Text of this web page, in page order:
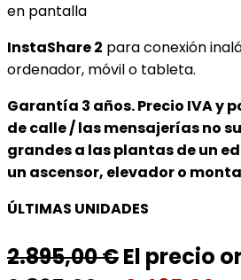
en pantalla
InstaShare 2 para conexión
ordenador, móvil o tableta.
Garantía 3 años. Precio IVA y
de calle / las mensajerías no
grandes a las plantas de un
un ascensor, elevador o
ÚLTIMAS UNIDADES
2.895,00€El precio